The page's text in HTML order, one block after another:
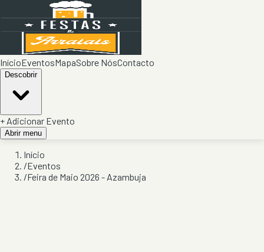
InícioEventosMapaSobre NósContacto
Descobrir
+ Adicionar Evento
Abrir menu
Início
/Eventos
/Feira de Maio 2026 - Azambuja